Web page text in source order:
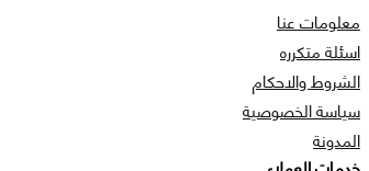
معلومات عنا
اسئلة متكرره
الشروط والاحكام
سياسة الخصوصية
المدونة